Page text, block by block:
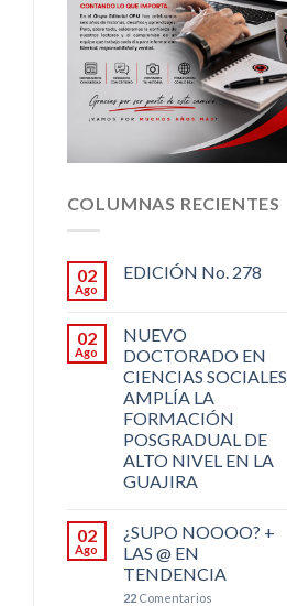
COLUMNAS RECIENTES
02
Ago
EDICIÓN No. 278
02
Ago
NUEVO
DOCTORADO EN
CIENCIAS SOCIALES
AMPLÍA LA
FORMACIÓN
POSGRADUAL DE
ALTO NIVEL EN LA
GUAJIRA
02
Ago
¿SUPO NOOOO? +
LAS @ EN
TENDENCIA
22Comentarios